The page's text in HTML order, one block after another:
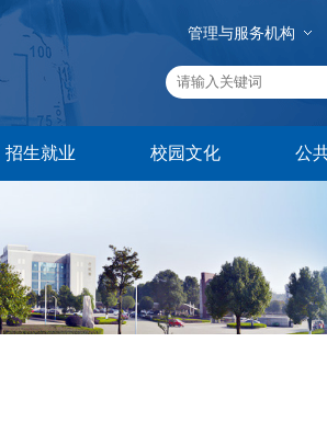
管理与服务机构
招生就业 校园文化 公